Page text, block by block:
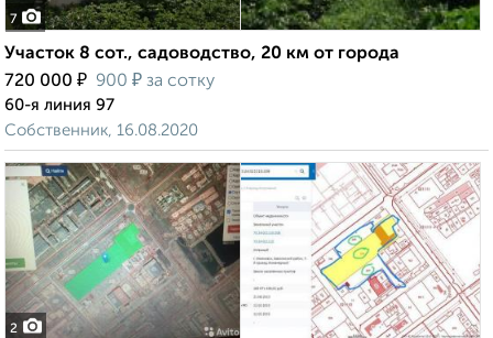
7
Участок 8 сот., садоводство, 20 км от города
720 000 ₽ 900 ₽ за сотку
60-я линия 97
Собственник, 16.08.2020
2